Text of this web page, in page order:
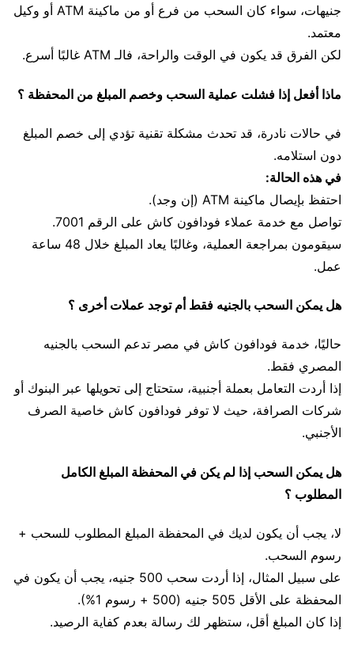
جنيهات، سواء كان السحب من فرع أو من ماكينة ATM أو وكيل
معتمد.
لكن الفرق قد يكون في الوقت والراحة، فالـ ATM غالبًا أسرع.
ماذا أفعل إذا فشلت عملية السحب وخصم المبلغ من المحفظة ؟
في حالات نادرة، قد تحدث مشكلة تقنية تؤدي إلى خصم المبلغ
دون استلامه.
في هذه الحالة:
احتفظ بإيصال ماكينة ATM (إن وجد).
تواصل مع خدمة عملاء فودافون كاش على الرقم 7001.
سيقومون بمراجعة العملية، وغالبًا يعاد المبلغ خلال 48 ساعة
عمل.
هل يمكن السحب بالجنيه فقط أم توجد عملات أخرى ؟
حاليًا، خدمة فودافون كاش في مصر تدعم السحب بالجنيه
المصري فقط.
إذا أردت التعامل بعملة أجنبية، ستحتاج إلى تحويلها عبر البنوك أو
شركات الصرافة، حيث لا توفر فودافون كاش خاصية الصرف
الأجنبي.
هل يمكن السحب إذا لم يكن في المحفظة المبلغ الكامل
المطلوب ؟
لا، يجب أن يكون لديك في المحفظة المبلغ المطلوب للسحب +
رسوم السحب.
على سبيل المثال، إذا أردت سحب 500 جنيه، يجب أن يكون في
المحفظة على الأقل 505 جنيه (500 + رسوم 1%).
إذا كان المبلغ أقل، ستظهر لك رسالة بعدم كفاية الرصيد.